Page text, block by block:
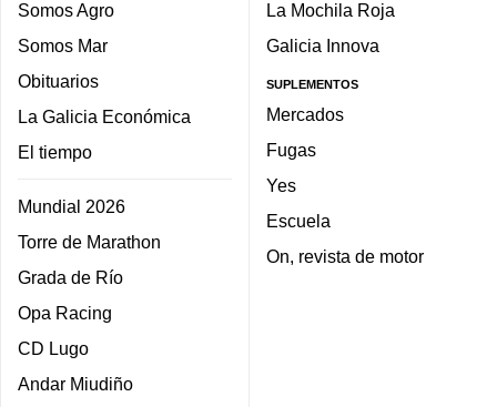
Somos Agro
Somos Mar
Obituarios
La Galicia Económica
El tiempo
Mundial 2026
Torre de Marathon
Grada de Río
Opa Racing
CD Lugo
Andar Miudiño
La Mochila Roja
Galicia Innova
SUPLEMENTOS
Mercados
Fugas
Yes
Escuela
On, revista de motor